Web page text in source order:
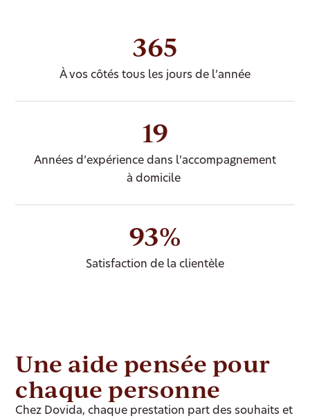
365
À vos côtés tous les jours de l’année
19
Années d’expérience dans l’accompagnement
à domicile
93%
Satisfaction de la clientèle
Une aide pensée pour
chaque personne
Chez Dovida, chaque prestation part des souhaits et